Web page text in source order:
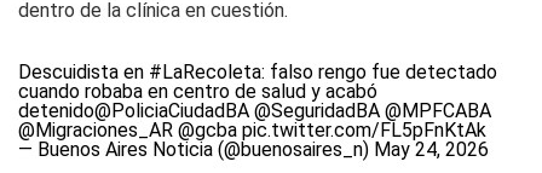
dentro de la clínica en cuestión.
Descuidista en #LaRecoleta: falso rengo fue detectado
cuando robaba en centro de salud y acabó
detenido@PoliciaCiudadBA @SeguridadBA @MPFCABA
@Migraciones_AR @gcba pic.twitter.com/FL5pFnKtAk
— Buenos Aires Noticia (@buenosaires_n) May 24, 2026